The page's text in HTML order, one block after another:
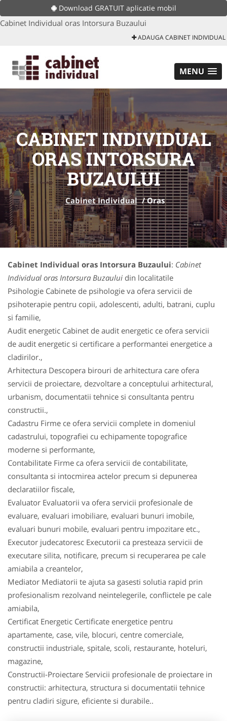
Download GRATUIT aplicatie mobil
Cabinet Individual oras Intorsura Buzaului
ADAUGA CABINET INDIVIDUAL
MENU
CABINET INDIVIDUAL
ORAS INTORSURA
BUZAULUI
Cabinet Individual /Oras
Cabinet Individual oras Intorsura Buzaului: Cabinet
Individual oras Intorsura Buzaului din localitatile
Psihologie Cabinete de psihologie va ofera servicii de
psihoterapie pentru copii, adolescenti, adulti, batrani, cuplu
si familie,
Audit energetic Cabinet de audit energetic ce ofera servicii
de audit energetic si certificare a performantei energetice a
cladirilor.,
Arhitectura Descopera birouri de arhitectura care ofera
servicii de proiectare, dezvoltare a conceptului arhitectural,
urbanism, documentatii tehnice si consultanta pentru
constructii.,
Cadastru Firme ce ofera servicii complete in domeniul
cadastrului, topografiei cu echipamente topografice
moderne si performante,
Contabilitate Firme ca ofera servicii de contabilitate,
consultanta si intocmirea actelor precum si depunerea
declaratiilor fiscale,
Evaluator Evaluatorii va ofera servicii profesionale de
evaluare, evaluari imobiliare, evaluari bunuri imobile,
evaluari bunuri mobile, evaluari pentru impozitare etc.,
Executor judecatoresc Executorii ca presteaza servicii de
executare silita, notificare, precum si recuperarea pe cale
amiabila a creantelor,
Mediator Mediatorii te ajuta sa gasesti solutia rapid prin
profesionalism rezolvand neintelegerile, conflictele pe cale
amiabila,
Certificat Energetic Certificate energetice pentru
apartamente, case, vile, blocuri, centre comerciale,
constructii industriale, spitale, scoli, restaurante, hoteluri,
magazine,
Constructii-Proiectare Servicii profesionale de proiectare in
constructii: arhitectura, structura si documentatii tehnice
pentru cladiri sigure, eficiente si durabile..